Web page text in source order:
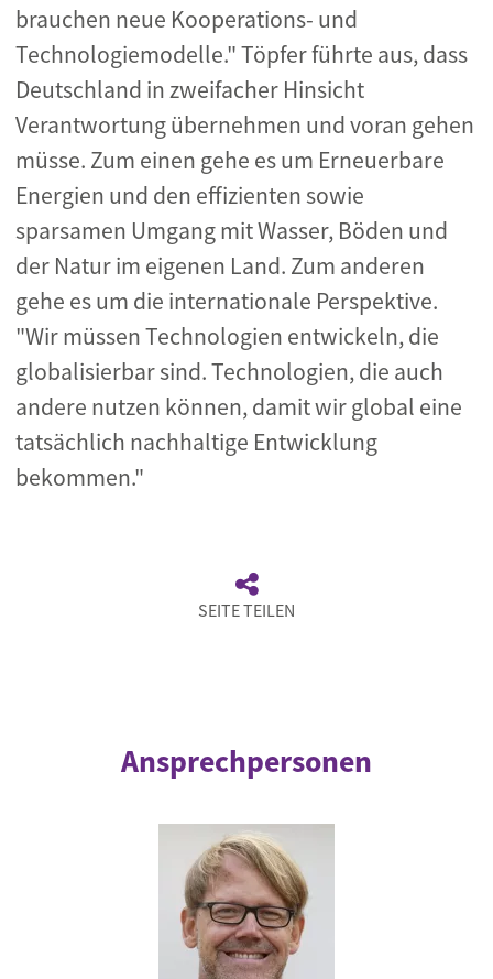
brauchen neue Kooperations- und
Technologiemodelle." Töpfer führte aus, dass
Deutschland in zweifacher Hinsicht
Verantwortung übernehmen und voran gehen
müsse. Zum einen gehe es um Erneuerbare
Energien und den effizienten sowie
sparsamen Umgang mit Wasser, Böden und
der Natur im eigenen Land. Zum anderen
gehe es um die internationale Perspektive.
"Wir müssen Technologien entwickeln, die
globalisierbar sind. Technologien, die auch
andere nutzen können, damit wir global eine
tatsächlich nachhaltige Entwicklung
bekommen."
SEITE TEILEN
Ansprechpersonen